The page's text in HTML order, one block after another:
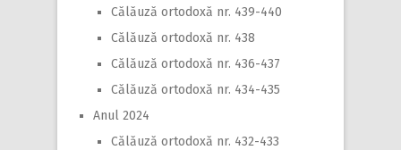
Călăuză ortodoxă nr. 439-440
Călăuză ortodoxă nr. 438
Călăuză ortodoxă nr. 436-437
Călăuză ortodoxă nr. 434-435
Anul 2024
Călăuză ortodoxă nr. 432-433